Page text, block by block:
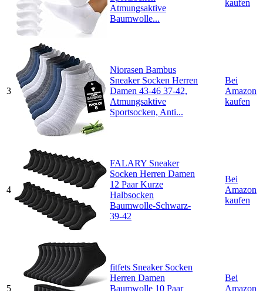
Atmungsaktive
Baumwolle...
kaufen
3
Niorasen Bambus
Sneaker Socken Herren
Damen 43-46 37-42,
Atmungsaktive
Sportsocken, Anti...
Bei
Amazon
kaufen
4
FALARY Sneaker
Socken Herren Damen
12 Paar Kurze
Halbsocken
Baumwolle-Schwarz-
39-42
Bei
Amazon
kaufen
5
fitfets Sneaker Socken
Herren Damen
Baumwolle 10 Paar
Bei
Amazon